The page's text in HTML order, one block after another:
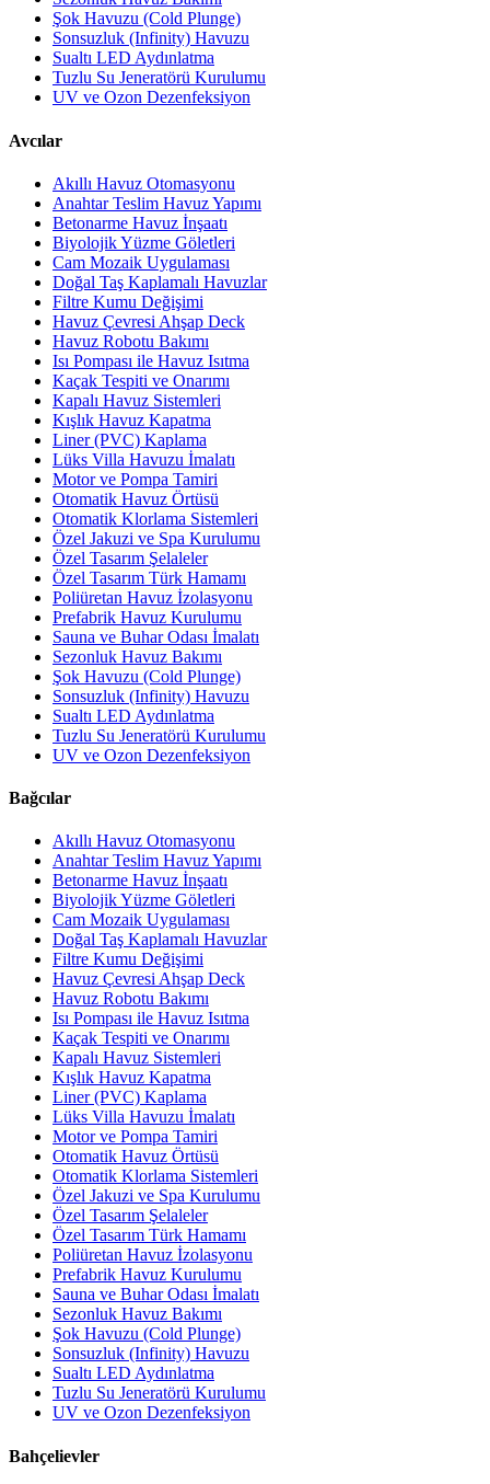
Şok Havuzu (Cold Plunge)
Sonsuzluk (Infinity) Havuzu
Sualtı LED Aydınlatma
Tuzlu Su Jeneratörü Kurulumu
UV ve Ozon Dezenfeksiyon
Avcılar
Akıllı Havuz Otomasyonu
Anahtar Teslim Havuz Yapımı
Betonarme Havuz İnşaatı
Biyolojik Yüzme Göletleri
Cam Mozaik Uygulaması
Doğal Taş Kaplamalı Havuzlar
Filtre Kumu Değişimi
Havuz Çevresi Ahşap Deck
Havuz Robotu Bakımı
Isı Pompası ile Havuz Isıtma
Kaçak Tespiti ve Onarımı
Kapalı Havuz Sistemleri
Kışlık Havuz Kapatma
Liner (PVC) Kaplama
Lüks Villa Havuzu İmalatı
Motor ve Pompa Tamiri
Otomatik Havuz Örtüsü
Otomatik Klorlama Sistemleri
Özel Jakuzi ve Spa Kurulumu
Özel Tasarım Şelaleler
Özel Tasarım Türk Hamamı
Poliüretan Havuz İzolasyonu
Prefabrik Havuz Kurulumu
Sauna ve Buhar Odası İmalatı
Sezonluk Havuz Bakımı
Şok Havuzu (Cold Plunge)
Sonsuzluk (Infinity) Havuzu
Sualtı LED Aydınlatma
Tuzlu Su Jeneratörü Kurulumu
UV ve Ozon Dezenfeksiyon
Bağcılar
Akıllı Havuz Otomasyonu
Anahtar Teslim Havuz Yapımı
Betonarme Havuz İnşaatı
Biyolojik Yüzme Göletleri
Cam Mozaik Uygulaması
Doğal Taş Kaplamalı Havuzlar
Filtre Kumu Değişimi
Havuz Çevresi Ahşap Deck
Havuz Robotu Bakımı
Isı Pompası ile Havuz Isıtma
Kaçak Tespiti ve Onarımı
Kapalı Havuz Sistemleri
Kışlık Havuz Kapatma
Liner (PVC) Kaplama
Lüks Villa Havuzu İmalatı
Motor ve Pompa Tamiri
Otomatik Havuz Örtüsü
Otomatik Klorlama Sistemleri
Özel Jakuzi ve Spa Kurulumu
Özel Tasarım Şelaleler
Özel Tasarım Türk Hamamı
Poliüretan Havuz İzolasyonu
Prefabrik Havuz Kurulumu
Sauna ve Buhar Odası İmalatı
Sezonluk Havuz Bakımı
Şok Havuzu (Cold Plunge)
Sonsuzluk (Infinity) Havuzu
Sualtı LED Aydınlatma
Tuzlu Su Jeneratörü Kurulumu
UV ve Ozon Dezenfeksiyon
Bahçelievler